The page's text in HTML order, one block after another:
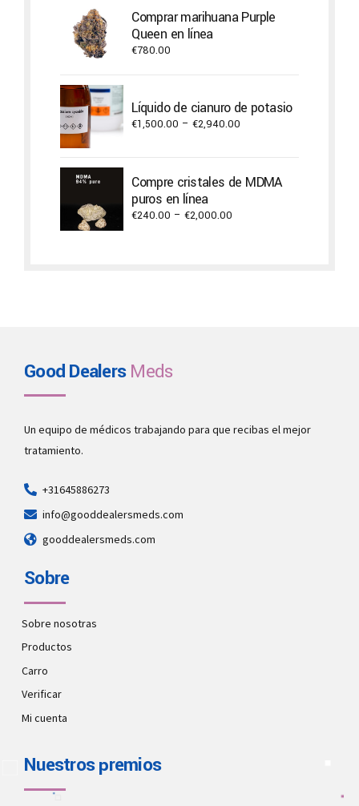
Comprar marihuana Purple
Queen en línea
€780.00
Líquido de cianuro de potasio
€1,500.00 – €2,940.00
through
€2,940.00
Compre cristales de MDMA
puros en línea
€240.00 – €2,000.00
Good DealersMeds
Un equipo de médicos trabajando para que recibas el mejor
tratamiento.
+31645886273
info@gooddealersmeds.com
gooddealersmeds.com
Sobre
Sobre nosotras
Productos
Carro
Verificar
Mi cuenta
Nuestros premios